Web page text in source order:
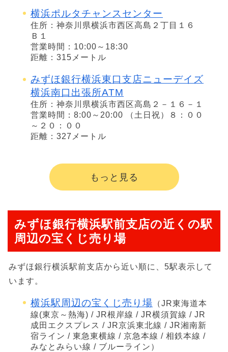
横浜ポルタチャンスセンター
住所：神奈川県横浜市西区高島２丁目１６
Ｂ１
営業時間：10:00～18:30
距離：315メートル
みずほ銀行横浜東口支店ニューデイズ
横浜南口出張所ATM
住所：神奈川県横浜市西区高島２－１６－１
営業時間：8:00～20:00 （土日祝）８：００
～２０：００
距離：327メートル
もっと見る
みずほ銀行横浜駅前支店の近くの駅
周辺の宝くじ売り場
みずほ銀行横浜駅前支店から近い順に、5駅表示して
います。
横浜駅周辺の宝くじ売り場 （JR東海道本
線(東京～熱海) / JR根岸線 / JR横須賀線 / JR
成田エクスプレス / JR京浜東北線 / JR湘南新
宿ライン / 東急東横線 / 京急本線 / 相鉄本線 /
みなとみらい線 / ブルーライン）